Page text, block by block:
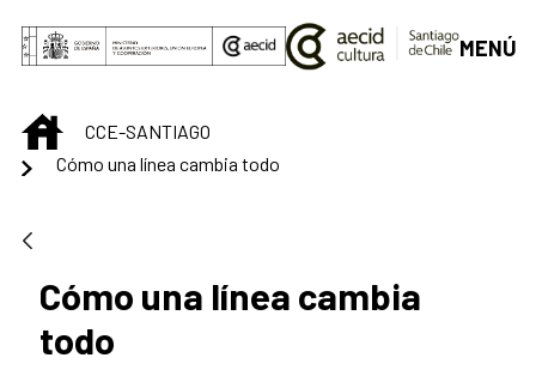
Skip to Main Content
MENÚ
INICIOCCE-SANTIAGO
Cómo una línea cambia todo
Cómo una línea cambia
todo